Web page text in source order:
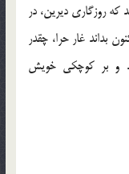
که روزگاری دیرین، در
بداند غار حرا، چقدر
و بر کوچکی خویش